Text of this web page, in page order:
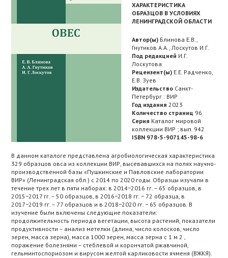
ХАРАКТЕРИСТИКА
ОБРАЗЦОВ В УСЛОВИЯХ
ЛЕНИНГРАДСКОЙ ОБЛАСТИ
Автор(ы) Блинова Е.В.,
Гнутиков А.А., Лоскутов И.Г.
Под редакцией И.Г.
Лоскутова
Рецензент(ы) Е.Е. Радченко,
Е.В. Зуев
Издательство Санкт-
Петербург : ВИР
Год издания 2023
Количество страниц 96
Серия Каталог мировой
коллекции ВИР ; вып. 942
ISBN 978-5-907145-98-6
В данном каталоге представлена агробиологическая характеристика
329 образцов овса из коллекции ВИР, высевавшихся на полях научно-
производственной базы «Пушкинские и Павловские лаборатории
ВИР» (Ленинградская обл.) с 2014 по 2020 годы. Образцы изучали в
течение трех лет в пяти наборах: в 2014−2016 гг. – 65 образцов, в
2015−2017 гг. – 50 образцов, в 2016−2018 гг. − 72 образца, в
2017−2019 гг. – 77 образцов и в 2018−2020 гг. − 65 образцов. В
изучение были включены следующие показатели:
продолжительность периода вегетации, высота растений, показатели
продуктивности – анализ метелки (длина, число колосков, число
зерен, масса зерна), масса 1000 зерен, масса зерна с 1 м 2 ,
поражение болезнями – стеблевой и корончатой ржавчиной,
гельминтоспориозом и вирусом желтой карликовости ячменя (ВЖКЯ).